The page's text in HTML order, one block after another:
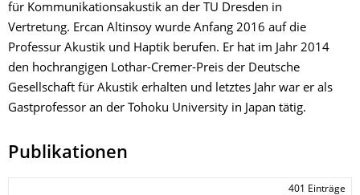
für Kommunikationsakustik an der TU Dresden in
Vertretung. Ercan Altinsoy wurde Anfang 2016 auf die
Professur Akustik und Haptik berufen. Er hat im Jahr 2014
den hochrangigen Lothar-Cremer-Preis der Deutsche
Gesellschaft für Akustik erhalten und letztes Jahr war er als
Gastprofessor an der Tohoku University in Japan tätig.
Publikationen
401 Einträge